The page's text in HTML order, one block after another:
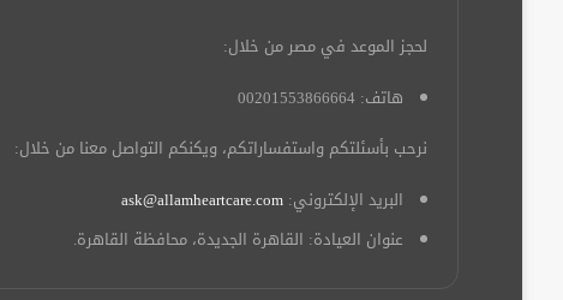
لحجز الموعد في مصر من خلال:
هاتف: 00201553866664
نرحب بأسئلتكم واستفساراتكم، ويكنكم التواصل معنا من خلال:
البريد الإلكتروني: ask@allamheartcare.com
عنوان العيادة: القاهرة الجديدة، محافظة القاهرة.